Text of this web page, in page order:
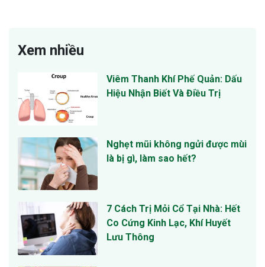
Xem nhiều
Viêm Thanh Khí Phế Quản: Dấu
Hiệu Nhận Biết Và Điều Trị
Nghẹt mũi không ngửi được mùi
là bị gì, làm sao hết?
7 Cách Trị Mỏi Cổ Tại Nhà: Hết
Co Cứng Kinh Lạc, Khí Huyết
Lưu Thông